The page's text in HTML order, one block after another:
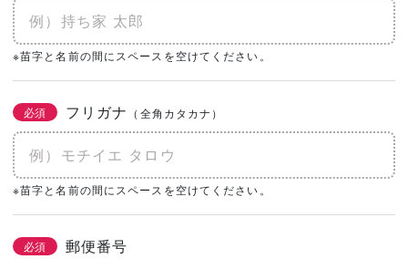
必須 あなたの生年月日
必須 土地の有無
なし あり 購入予定がある
0㎡
※苗字と名前の間にスペースを空けてください。
必須 フリガナ （全角カタカナ）
※苗字と名前の間にスペースを空けてください。
必須 郵便番号